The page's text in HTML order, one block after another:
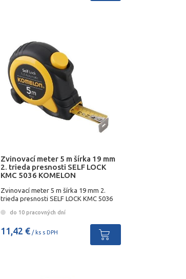
Zvinovací meter 5 m šírka 19 mm
2. trieda presnosti SELF LOCK
KMC 5036 KOMELON
Zvinovací meter 5 m šírka 19 mm 2.
trieda presnosti SELF LOCK KMC 5036
do 10 pracovných dní
11,42 €/ ks s DPH